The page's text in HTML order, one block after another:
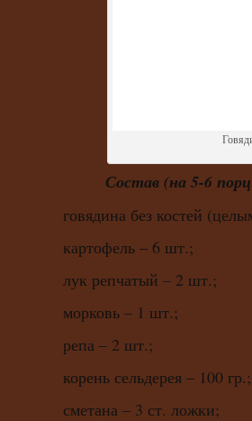
Состав (на 5-6
говядина без костей
картофель – 6 шт.;
лук репчатый – 2 шт.;
морковь – 1 шт.;
репа – 2 шт.;
корень сельдерея – 100 гр.;
сметана – 3 ст. ложки;